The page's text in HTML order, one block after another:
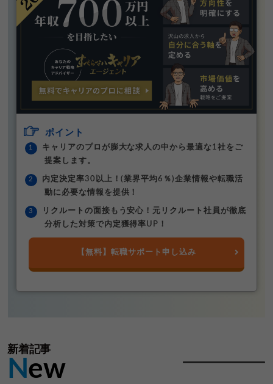
ポイント
キャリアのプロが膨大な求人の中から最適な1社をご
提案します。
内定決定率30以上！(業界平均6％)企業情報や転職活
動に必要な情報を提供！
リクルートの面接もう安心！元リクルート社員が徹底
分析した対策で内定獲得率UP！
【無料】転職サポート申し込み
新着記事
New